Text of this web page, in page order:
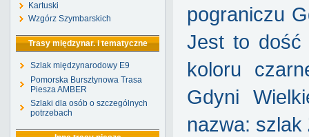
Kartuski
Wzgórz Szymbarskich
Trasy międzynar. i tematyczne
Szlak międzynarodowy E9
Pomorska Bursztynowa Trasa
Piesza AMBER
Szlaki dla osób o szczególnych
potrzebach
pograniczu
Jest to dość
koloru
Gdyni
nazwa: szlak